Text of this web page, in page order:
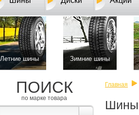
Летние шины Зимние шины
ПОИСК
по марке товара
Главная
Шины